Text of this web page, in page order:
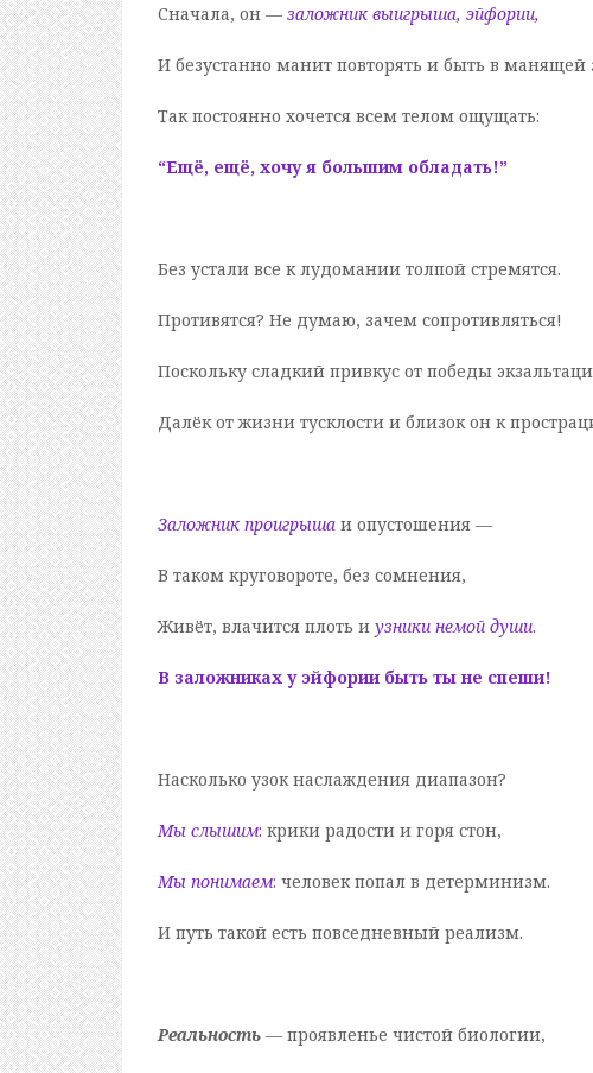
Сначала, он — заложник выигрыша, эйфории,
И безустанно манит повторять и быть в манящей
Так постоянно хочется всем телом ощущать:
“Ещё, ещё, хочу я большим обладать!”
Без устали все к лудомании толпой стремятся.
Противятся? Не думаю, зачем сопротивляться!
Поскольку сладкий привкус от победы
Далёк от жизни тусклости и близок он к
Заложник проигрыша и опустошения —
В таком круговороте, без сомнения,
Живёт, влачится плоть и узники немой души.
В заложниках у эйфории быть ты не спеши!
Насколько узок наслаждения диапазон?
Мы слышим: крики радости и горя стон,
Мы понимаем: человек попал в детерминизм.
И путь такой есть повседневный реализм.
Реальность — проявленье чистой биологии,